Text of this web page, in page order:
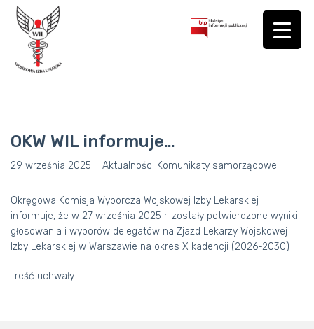
OKW WIL informuje…
29 września 2025 Aktualności Komunikaty samorządowe
Okręgowa Komisja Wyborcza Wojskowej Izby Lekarskiej
informuje, że w 27 września 2025 r. zostały potwierdzone wyniki
głosowania i wyborów delegatów na Zjazd Lekarzy Wojskowej
Izby Lekarskiej w Warszawie na okres X kadencji (2026-2030)
Treść uchwały…